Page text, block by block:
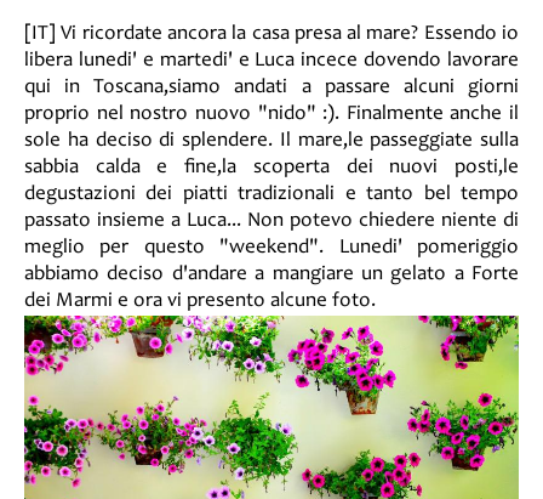
[IT] Vi ricordate ancora la casa presa al mare? Essendo io
libera lunedi' e martedi' e Luca incece dovendo lavorare
qui in Toscana,siamo andati a passare alcuni giorni
proprio nel nostro nuovo "nido" :). Finalmente anche il
sole ha deciso di splendere. Il mare,le passeggiate sulla
sabbia calda e fine,la scoperta dei nuovi posti,le
degustazioni dei piatti tradizionali e tanto bel tempo
passato insieme a Luca... Non potevo chiedere niente di
meglio per questo "weekend". Lunedi' pomeriggio
abbiamo deciso d'andare a mangiare un gelato a Forte
dei Marmi e ora vi presento alcune foto.